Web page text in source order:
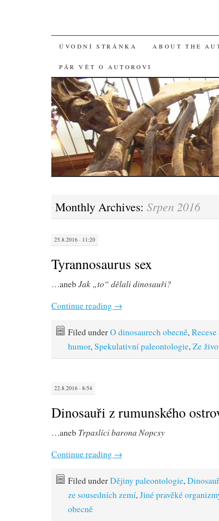
SKIP
TO
CONTENT
ÚVODNÍ STRÁNKA ABOUT THE
PÁR VĚT O AUTOROVI
Monthly Archives: Srpen 2016
25.8.2016 · 11:20
Tyrannosaurus sex
…aneb Jak „to“ dělali dinosauři?
Continue reading →
Filed underO dinosaurech obecně,Recese
humor,Spekulativní paleontologie,Ze
22.8.2016 · 8:54
Dinosauři z rumunského
…aneb Trpaslíci barona Nopcsy
Continue reading →
Filed underDějiny paleontologie,
ze sousedních zemí, Jiné pravěké
obecně